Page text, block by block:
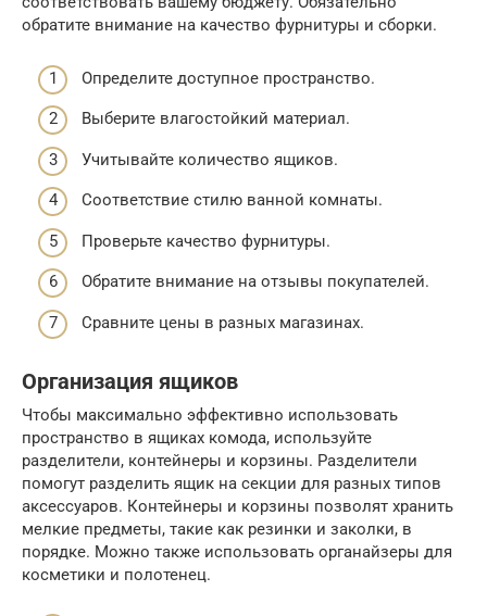
обратите внимание на качество фурнитуры и сборки.
Определите доступное пространство.
Выберите влагостойкий материал.
Учитывайте количество ящиков.
Соответствие стилю ванной комнаты.
Проверьте качество фурнитуры.
Обратите внимание на отзывы покупателей.
Сравните цены в разных магазинах.
Организация ящиков
Чтобы максимально эффективно использовать
пространство в ящиках комода, используйте
разделители, контейнеры и корзины. Разделители
помогут разделить ящик на секции для разных типов
аксессуаров. Контейнеры и корзины позволят хранить
мелкие предметы, такие как резинки и заколки, в
порядке. Можно также использовать органайзеры для
косметики и полотенец.